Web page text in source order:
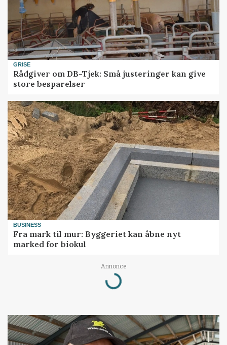
GRISE
Rådgiver om DB-Tjek: Små justeringer kan give
store besparelser
BUSINESS
Fra mark til mur: Byggeriet kan åbne nyt
marked for biokul
Annonce
Loading...